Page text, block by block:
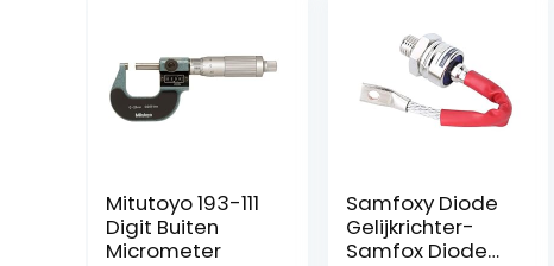
Mitutoyo 193-111
Digit Buiten
Micrometer
Samfoxy Diode
Gelijkrichter-
Samfox Diode